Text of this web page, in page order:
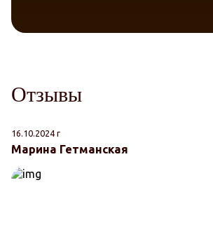
Питание, смягчение и увлажнение
Противовоспалительный эффект.
Отзывы
16.10.2024 г
Марина Гетманская